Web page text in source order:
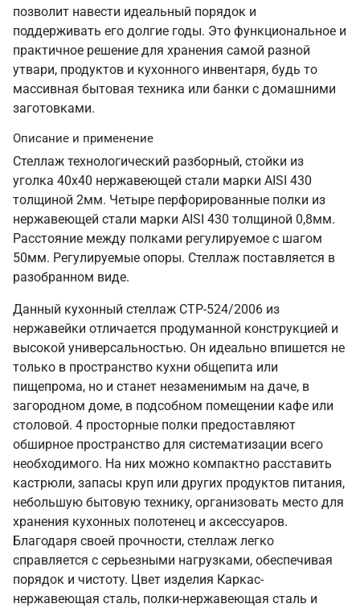
позволит навести идеальный порядок и
поддерживать его долгие годы. Это функциональное и
практичное решение для хранения самой разной
утвари, продуктов и кухонного инвентаря, будь то
массивная бытовая техника или банки с домашними
заготовками.
Описание и применение
Стеллаж технологический разборный, стойки из
уголка 40х40 нержавеющей стали марки AISI 430
толщиной 2мм. Четыре перфорированные полки из
нержавеющей стали марки AISI 430 толщиной 0,8мм.
Расстояние между полками регулируемое с шагом
50мм. Регулируемые опоры. Стеллаж поставляется в
разобранном виде.
Данный кухонный стеллаж СТР-524/2006 из
нержавейки отличается продуманной конструкцией и
высокой универсальностью. Он идеально впишется не
только в пространство кухни общепита или
пищепрома, но и станет незаменимым на даче, в
загородном доме, в подсобном помещении кафе или
столовой. 4 просторные полки предоставляют
обширное пространство для систематизации всего
необходимого. На них можно компактно расставить
кастрюли, запасы круп или других продуктов питания,
небольшую бытовую технику, организовать место для
хранения кухонных полотенец и аксессуаров.
Благодаря своей прочности, стеллаж легко
справляется с серьезными нагрузками, обеспечивая
порядок и чистоту. Цвет изделия Каркас-
нержавеющая сталь, полки-нержавеющая сталь и